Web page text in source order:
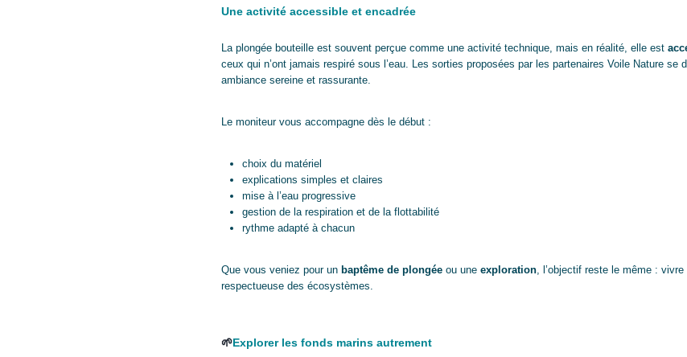
Une activité accessible et encadrée
La plongée bouteille est souvent perçue comme une activité technique, mais en réalité, elle est
ceux qui n’ont jamais respiré sous l’eau. Les sorties proposées par les partenaires Voile Nature se
ambiance sereine et rassurante.
Le moniteur vous accompagne dès le début :
choix du matériel
explications simples et claires
mise à l’eau progressive
gestion de la respiration et de la flottabilité
rythme adapté à chacun
Que vous veniez pour un baptême de plongée ou une exploration , l’objectif reste le même :
respectueuse des écosystèmes.
🌱Explorer les fonds marins autrement